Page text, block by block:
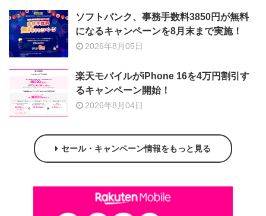
ソフトバンク、事務手数料3850円が無料
になるキャンペーンを8月末まで実施！
2026年8月05日
楽天モバイルがiPhone 16を4万円割引す
るキャンペーン開始！
2026年8月04日
セール・キャンペーン情報をもっと見る